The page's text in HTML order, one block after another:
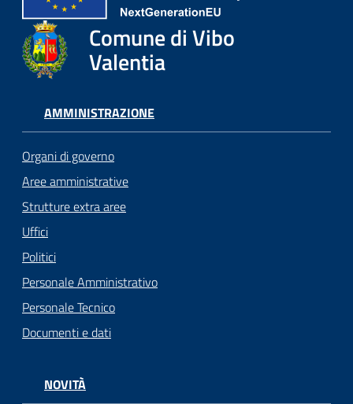
Comune di Vibo
Valentia
AMMINISTRAZIONE
Organi di governo
Aree amministrative
Strutture extra aree
Uffici
Politici
Personale Amministrativo
Personale Tecnico
Documenti e dati
NOVITÀ